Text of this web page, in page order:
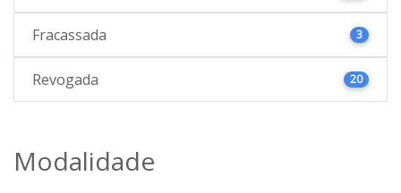
Fracassada 3
Revogada 20
Modalidade